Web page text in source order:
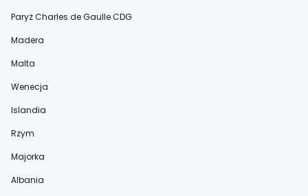
Paryż Charles de Gaulle CDG
Madera
Malta
Wenecja
Islandia
Rzym
Majorka
Albania